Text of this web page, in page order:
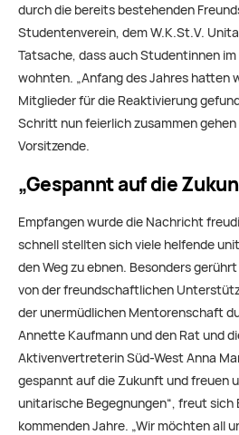
durch die bereits bestehenden
Studentenverein, dem W.K.St.V.
Tatsache, dass auch Studentinnen
wohnten. „Anfang des Jahres hatten
Mitglieder für die Reaktivierung
Schritt nun feierlich zusammen gehen
Vorsitzende.
„Gespannt auf die
Empfangen wurde die Nachricht
schnell stellten sich viele helfende
den Weg zu ebnen. Besonders
von der freundschaftlichen
der unermüdlichen Mentorenschaft
Annette Kaufmann und den Rat und
Aktivenvertreterin Süd-West Anna
gespannt auf die Zukunft und freuen
unitarische Begegnungen“, freut sich
kommenden Jahre. „Wir möchten all